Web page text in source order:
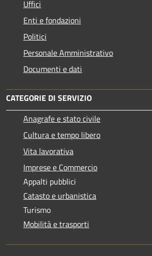
Uffici
Enti e fondazioni
Politici
Personale Amministrativo
Documenti e dati
CATEGORIE DI SERVIZIO
Anagrafe e stato civile
Cultura e tempo libero
Vita lavorativa
Imprese e Commercio
Appalti pubblici
Catasto e urbanistica
Turismo
Mobilità e trasporti